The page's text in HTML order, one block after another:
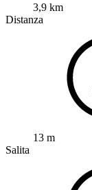
3,9 km
Distanza
13 m
Salita